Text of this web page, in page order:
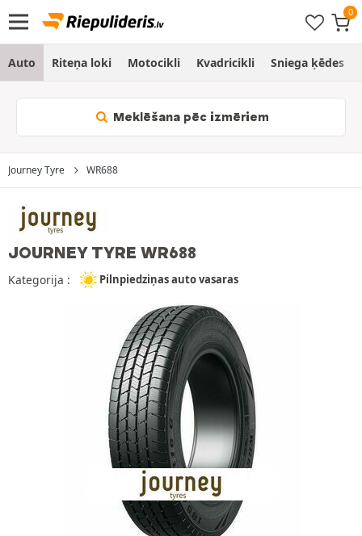
Auto Riteņa loki Motocikli Kvadricikli Sniega ķēdes
Meklēšana pēc izmēriem
Journey Tyre WR688
JOURNEY TYRE WR688
Kategorija : Pilnpiedziņas auto vasaras